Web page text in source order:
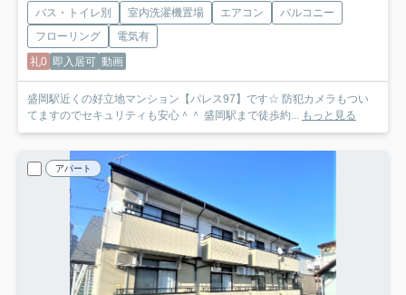
バス・トイレ別 室内洗濯機置場 エアコン
バルコニー
フローリング
電気有
礼0 即入居可 動画
盛岡駅近くの好立地マンション【パレス97】です☆ 防犯カメラもつい
てますのでセキュリティも安心＾＾ 盛岡駅まで徒歩約...
もっと見る
アパート